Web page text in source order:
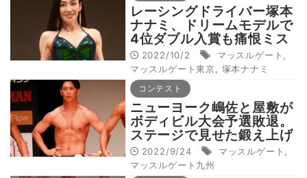
レーシングドライバー塚本
ナナミ、ドリームモデルで
4位ダブル入賞も痛恨ミス
で闘志に火がつく
2022/10/2 マッスルゲート
マッスルゲート東京
塚本ナナミ
コンテスト
ニューヨーク嶋佐と屋敷が
ボディビル大会予選敗退。
ステージで見せた鍛え上げ
た姿が話題を呼んだ
2022/9/24 マッスルゲート
マッスルゲート九州